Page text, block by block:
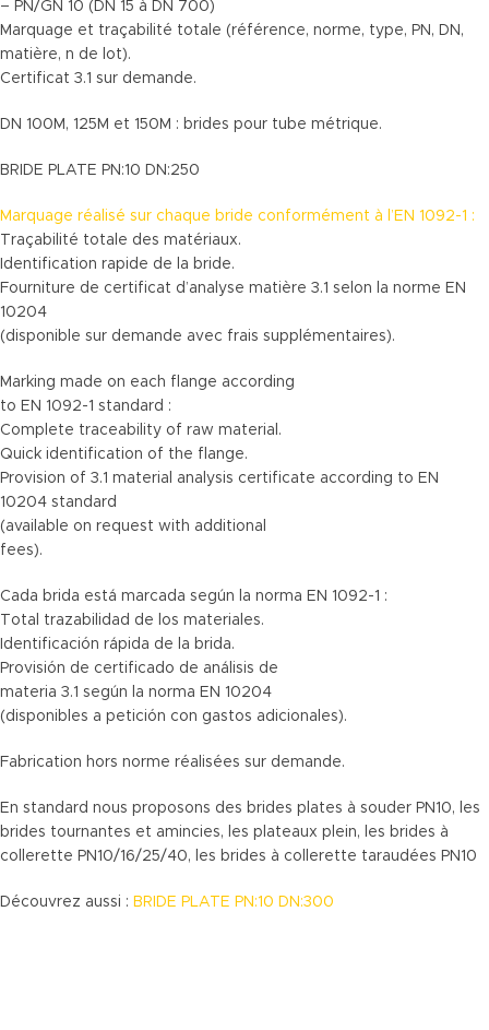
– PN/GN 10 (DN 15 à DN 700)
Marquage et traçabilité totale (référence, norme, type, PN, DN,
matière, n de lot).
Certificat 3.1 sur demande.
DN 100M, 125M et 150M : brides pour tube métrique.
BRIDE PLATE PN:10 DN:250
Marquage réalisé sur chaque bride conformément à l’EN 1092-1 :
Traçabilité totale des matériaux.
Identification rapide de la bride.
Fourniture de certificat d’analyse matière 3.1 selon la norme EN
10204
(disponible sur demande avec frais supplémentaires).
Marking made on each flange according
to EN 1092-1 standard :
Complete traceability of raw material.
Quick identification of the flange.
Provision of 3.1 material analysis certificate according to EN
10204 standard
(available on request with additional
fees).
Cada brida está marcada según la norma EN 1092-1 :
Total trazabilidad de los materiales.
Identificación rápida de la brida.
Provisión de certificado de análisis de
materia 3.1 según la norma EN 10204
(disponibles a petición con gastos adicionales).
Fabrication hors norme réalisées sur demande.
En standard nous proposons des brides plates à souder PN10, les
brides tournantes et amincies, les plateaux plein, les brides à
collerette PN10/16/25/40, les brides à collerette taraudées PN10
Découvrez aussi : BRIDE PLATE PN:10 DN:300